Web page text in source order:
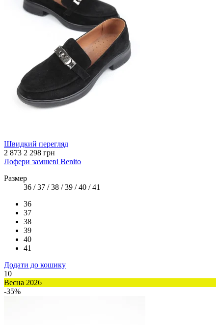
Швидкий перегляд
2 873 2 298 грн
Лофери замшеві Benito
Размер
36 / 37 / 38 / 39 / 40 / 41
36
37
38
39
40
41
Додати до кошику
10
Весна 2026
-35%